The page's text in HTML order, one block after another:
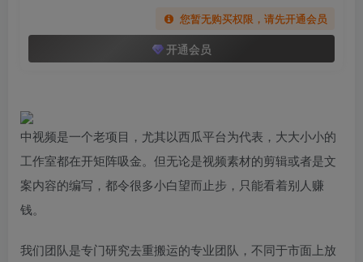
您暂无购买权限，请先开通会员
开通会员
中视频是一个老项目，尤其以西瓜平台为代表，大大小小的
工作室都在开矩阵吸金。但无论是视频素材的剪辑或者是文
案内容的编写，都令很多小白望而止步，只能看着别人赚
钱。
我们团队是专门研究去重搬运的专业团队，不同于市面上放